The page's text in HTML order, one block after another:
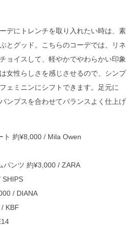
デにトレンチを取り入れたい時は、素
とグッド。こちらのコーデでは、リネ
ョイスして、軽やかでやわらかい印象
女性らしさを感じさせるので、シンプ
ェミニンにシフトできます。足元に
ンプスを合わせてバランスよく仕上げ
ト 約¥8,000 / Mila Owen
パンツ 約¥3,000 / ZARA
SHIPS
/ DIANA
KBF